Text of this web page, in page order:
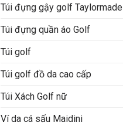
Túi đựng gậy golf Taylormade
Túi đựng quần áo Golf
Túi golf
Túi golf đồ da cao cấp
Túi Xách Golf nữ
Ví da cá sấu Maidini